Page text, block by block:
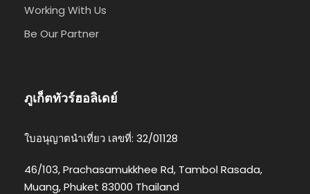
Working With Us
Be Our Partner
ภูเก็ตทัวร์ฮอลิเดย์
ใบอนุญาตนำเที่ยว เลขที่: 32/01128
46/103, Prachasamukkhee Rd, Tambol Rasada,
Muang, Phuket 83000 Thailand